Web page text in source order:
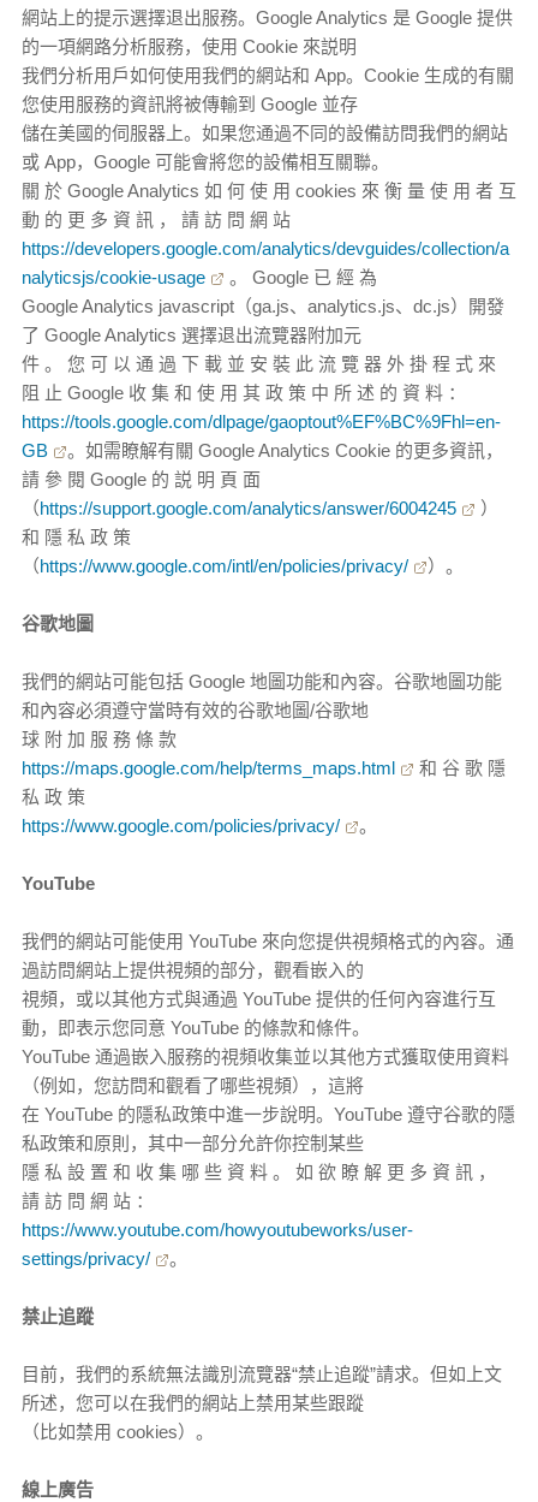
網站上的提示選擇退出服務。Google Analytics 是 Google 提供
的一項網路分析服務，使用 Cookie 來説明
我們分析用戶如何使用我們的網站和 App。Cookie 生成的有關
您使用服務的資訊將被傳輸到 Google 並存
儲在美國的伺服器上。如果您通過不同的設備訪問我們的網站
或 App，Google 可能會將您的設備相互關聯。
關 於 Google Analytics 如 何 使 用 cookies 來 衡 量 使 用 者 互
動 的 更 多 資 訊 ， 請 訪 問 網 站
https://developers.google.com/analytics/devguides/collection/a
nalyticsjs/cookie-usage
。 Google 已 經 為
Google Analytics javascript（ga.js、analytics.js、dc.js）開發
了 Google Analytics 選擇退出流覽器附加元
件 。 您 可 以 通 過 下 載 並 安 裝 此 流 覽 器 外 掛 程 式 來
阻 止 Google 收 集 和 使 用 其 政 策 中 所 述 的 資 料 ：
https://tools.google.com/dlpage/gaoptout%EF%BC%9Fhl=en-
GB
。如需瞭解有關 Google Analytics Cookie 的更多資訊，
請 參 閱 Google 的 説 明 頁 面
（https://support.google.com/analytics/answer/6004245
）
和 隱 私 政 策
（https://www.google.com/intl/en/policies/privacy/ ）。
谷歌地圖
我們的網站可能包括 Google 地圖功能和內容。谷歌地圖功能
和內容必須遵守當時有效的谷歌地圖/谷歌地
球 附 加 服 務 條 款
https://maps.google.com/help/terms_maps.html
和 谷 歌 隱
私 政 策
https://www.google.com/policies/privacy/
。
YouTube
我們的網站可能使用 YouTube 來向您提供視頻格式的內容。通
過訪問網站上提供視頻的部分，觀看嵌入的
視頻，或以其他方式與通過 YouTube 提供的任何內容進行互
動，即表示您同意 YouTube 的條款和條件。
YouTube 通過嵌入服務的視頻收集並以其他方式獲取使用資料
（例如，您訪問和觀看了哪些視頻），這將
在 YouTube 的隱私政策中進一步說明。YouTube 遵守谷歌的隱
私政策和原則，其中一部分允許你控制某些
隱 私 設 置 和 收 集 哪 些 資 料 。 如 欲 瞭 解 更 多 資 訊 ，
請 訪 問 網 站 ：
https://www.youtube.com/howyoutubeworks/user-
settings/privacy/
。
禁止追蹤
目前，我們的系統無法識別流覽器“禁止追蹤”請求。但如上文
所述，您可以在我們的網站上禁用某些跟蹤
（比如禁用 cookies）。
線上廣告